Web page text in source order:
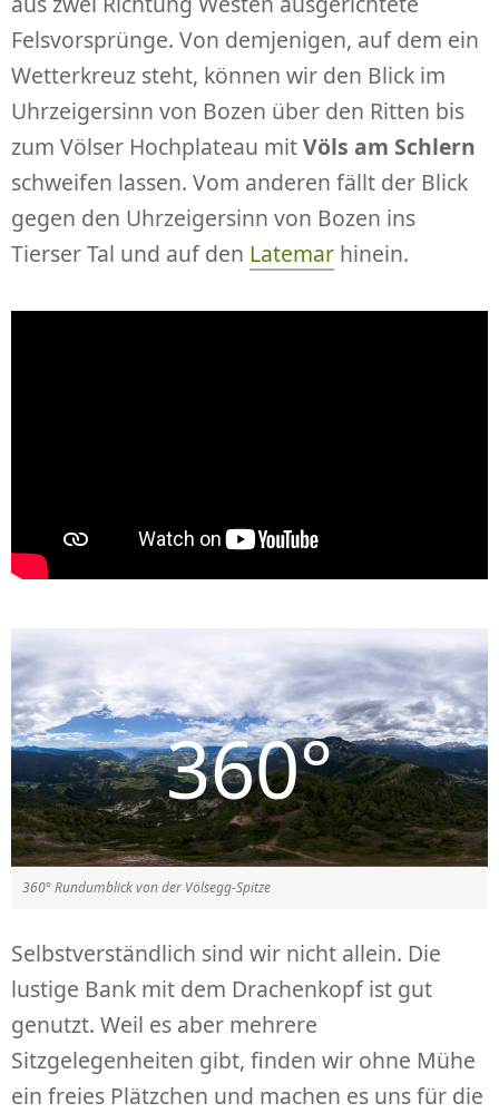
Felsvorsprünge. Von demjenigen, auf dem ein
Wetterkreuz steht, können wir den Blick im
Uhrzeigersinn von Bozen über den Ritten bis
zum Völser Hochplateau mitVöls am Schlern
schweifen lassen. Vom anderen fällt der Blick
gegen den Uhrzeigersinn von Bozen ins
Tierser Tal und auf den Latemar hinein.
360° Rundumblick von der Völsegg-Spitze
Selbstverständlich sind wir nicht allein. Die
lustige Bank mit dem Drachenkopf ist gut
genutzt. Weil es aber mehrere
Sitzgelegenheiten gibt, finden wir ohne Mühe
ein freies Plätzchen und machen es uns für die